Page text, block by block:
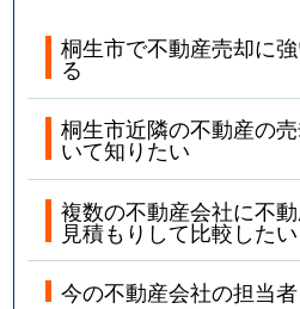
桐生市で不動産売却に
る
桐生市近隣の不動産の
いて知りたい
複数の不動産会社に不
見積もりして比較したい
今の不動産会社の担当